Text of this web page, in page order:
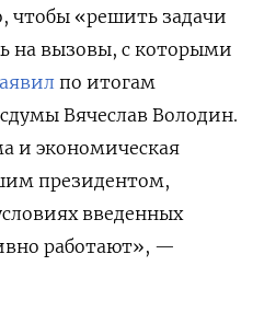
чтобы «решить задачи
на вызовы, с которыми
по итогам
Вячеслав Володин.
и экономическая
президентом,
введенных
работают», —